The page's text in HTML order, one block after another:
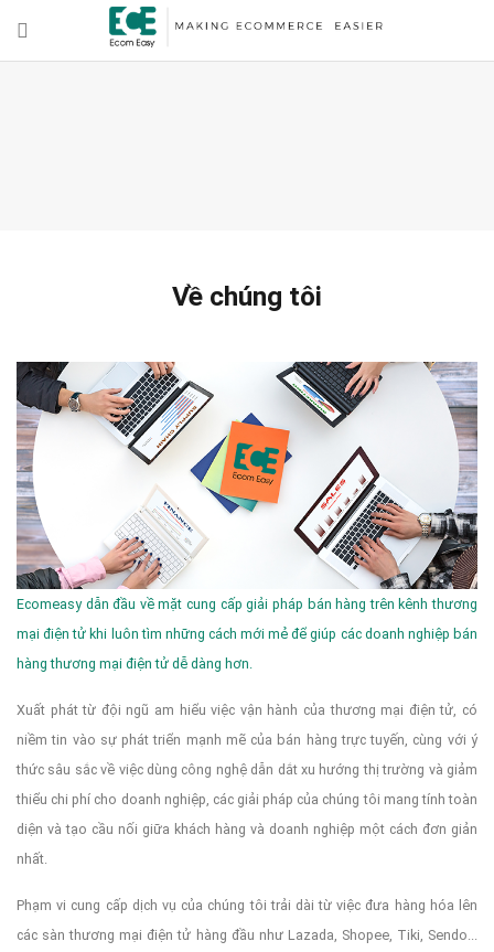
Về chúng tôi
Ecomeasy dẫn đầu về mặt cung cấp giải pháp bán hàng trên kênh thương
mại điện tử khi luôn tìm những cách mới mẻ để giúp các doanh nghiệp bán
hàng thương mại điện tử dễ dàng hơn.
Xuất phát từ đội ngũ am hiểu việc vận hành của thương mại điện tử, có
niềm tin vào sự phát triển mạnh mẽ của bán hàng trực tuyến, cùng với ý
thức sâu sắc về việc dùng công nghệ dẫn dắt xu hướng thị trường và giảm
thiểu chi phí cho doanh nghiệp, các giải pháp của chúng tôi mang tính toàn
diện và tạo cầu nối giữa khách hàng và doanh nghiệp một cách đơn giản
nhất.
Phạm vi cung cấp dịch vụ của chúng tôi trải dài từ việc đưa hàng hóa lên
các sàn thương mại điện tử hàng đầu như Lazada, Shopee, Tiki, Sendo...